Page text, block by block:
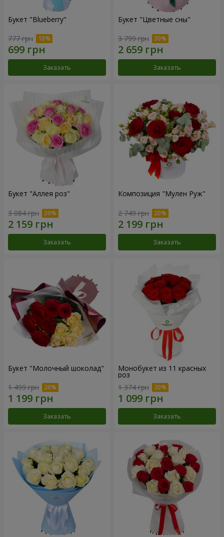
Букет "Blueberry"
777 грн
Заказать
Букет "Цветные сны"
3 799 грн
Заказать
Букет "Аллея роз"
3 084 грн
Заказать
Композиция "Мулен Руж"
2 749 грн
Заказать
Букет "Молочный шоколад"
1 499 грн
Заказать
Монобукет из 11 красных
роз
1 374 грн
Заказать